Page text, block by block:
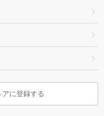
アに登録する